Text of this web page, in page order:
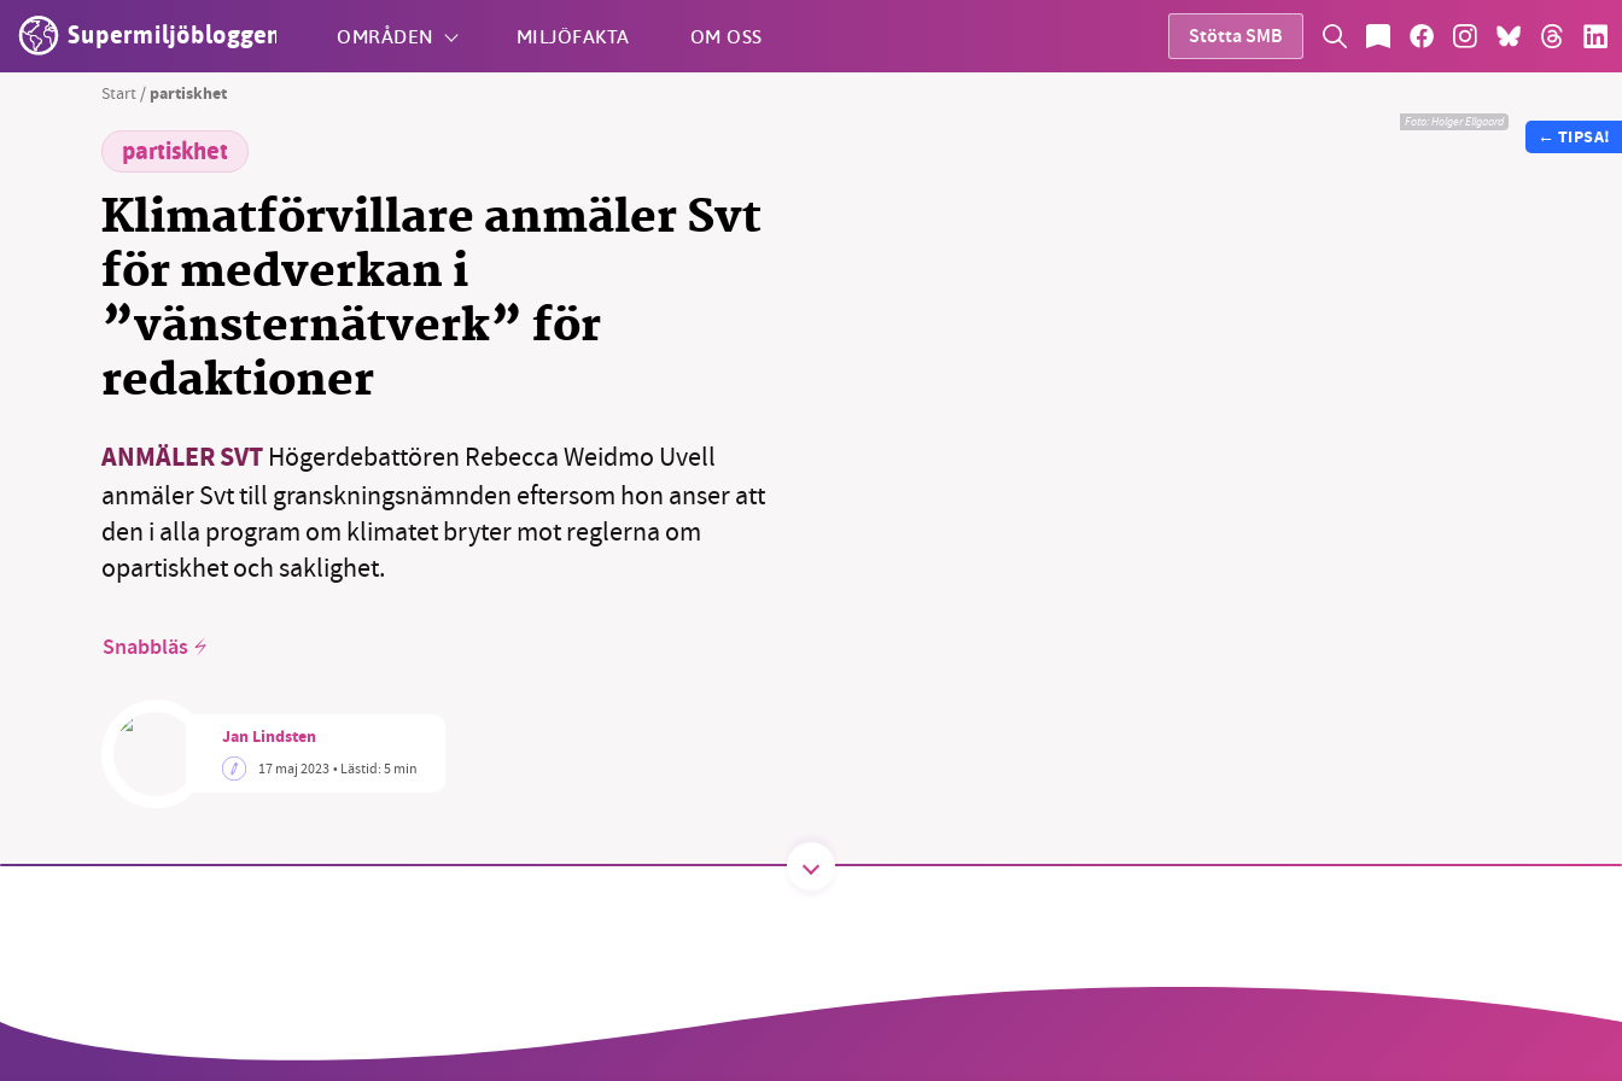
Supermiljöbloggen OMRÅDEN MILJÖFAKTA OM OSS Stötta SMB
Start / partiskhet
partiskhet
Klimatförvillare anmäler Svt
för medverkan i
”vänsternätverk” för
redaktioner
ANMÄLER SVT Högerdebattören Rebecca Weidmo Uvell
anmäler Svt till granskningsnämnden eftersom hon anser att
den i alla program om klimatet bryter mot reglerna om
opartiskhet och saklighet.
Snabbläs
Jan Lindsten
17 maj 2023• Lästid:5 min
Foto:Holger Ellgaard
← TIPSA!